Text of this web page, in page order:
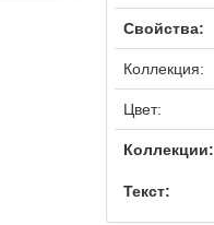
Свойства:
Коллекция:
Цвет:
Коллекции:
Текст: